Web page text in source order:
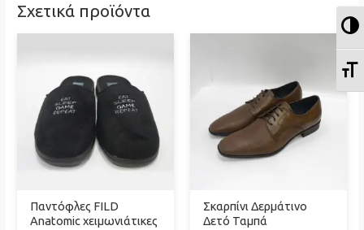
Σχετικά προϊόντα
Παντόφλες FILD
Anatomic χειμωνιάτικες
Σκαρπίνι Δερμάτινο
Δετό Ταμπά